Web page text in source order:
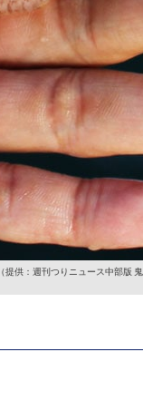
（提供：週刊つりニュース中部版 鬼